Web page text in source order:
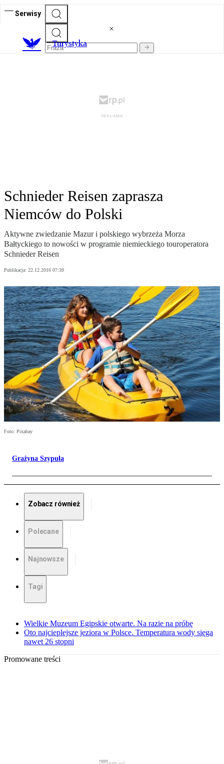
Serwisy
Turystyka
Schnieder Reisen zaprasza
Niemców do Polski
Aktywne zwiedzanie Mazur i polskiego wybrzeża Morza
Bałtyckiego to nowości w programie niemieckiego touroperatora
Schnieder Reisen
Publikacja: 22.12.2016 07:39
Foto: Pixabay
Grażyna Szypuła
Zobacz również
Polecane
Najnowsze
Tagi
Wielkie Muzeum Egipskie otwarte. Na razie na próbę
Oto najcieplejsze jeziora w Polsce. Temperatura wody sięga
nawet 26 stopni
Promowane treści